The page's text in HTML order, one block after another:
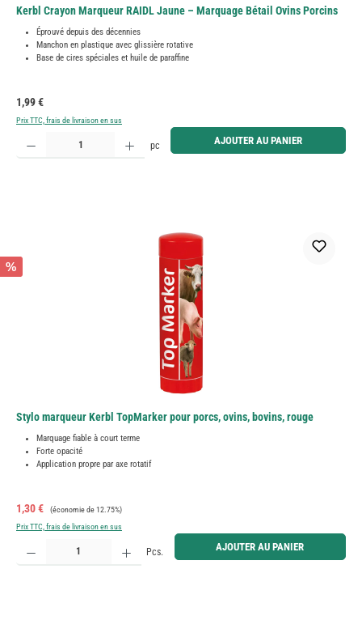
Kerbl Crayon Marqueur RAIDL Jaune – Marquage Bétail Ovins Porcins
Éprouvé depuis des décennies
Manchon en plastique avec glissière rotative
Base de cires spéciales et huile de paraffine
Prix régulier :
1,99 €
Prix TTC, frais de livraison en sus
Quantité de produit : Entrez la quantité souhaitée ou utilisez les boutons pour augmenter ou
pc AJOUTER AU PANIER
%
Stylo marqueur Kerbl TopMarker pour porcs, ovins, bovins, rouge
Marquage fiable à court terme
Forte opacité
Application propre par axe rotatif
Prix de vente :
1,30 € Prix régulier :
(économie de 12.75%)
Prix TTC, frais de livraison en sus
Quantité de produit : Entrez la quantité souhaitée ou utilisez les boutons pour augmenter ou
Pcs. AJOUTER AU PANIER